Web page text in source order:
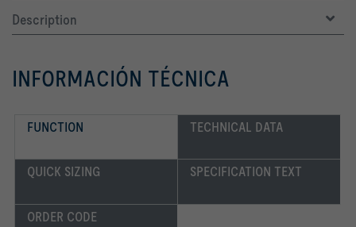
Description
INFORMACIÓN TÉCNICA
FUNCTION TECHNICAL DATA
QUICK SIZING SPECIFICATION TEXT
ORDER CODE